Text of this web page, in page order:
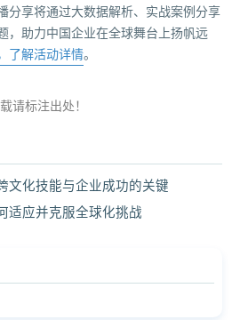
分享将通过大数据解析、实战案例分享
，助力中国企业在全球舞台上扬帆远
了解活动详情。
请标注出处！
文化技能与企业成功的关键
适应并克服全球化挑战